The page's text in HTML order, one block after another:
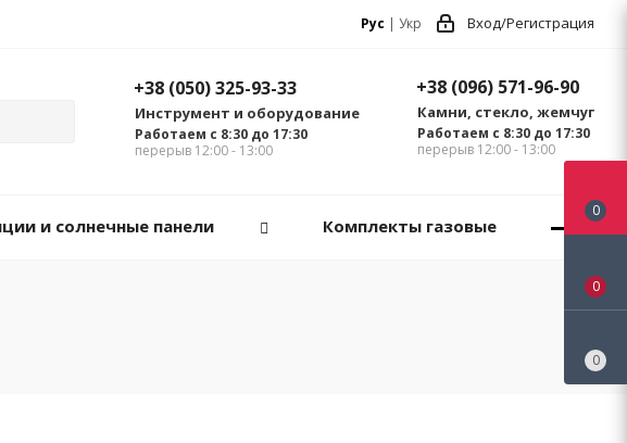
Рус | Укр Вход/Регистрация
+38 (096) 571-96-90
Камни, стекло, жемчуг
Работаем с 8:30 до 17:30
перерыв 12:00 - 13:00
+38 (050) 325-93-33
Инструмент и оборудование
Работаем с 8:30 до 17:30
перерыв 12:00 - 13:00
и солнечные панели Комплекты газовые
0
0
0